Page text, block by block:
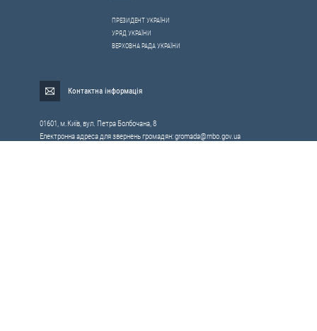
ПРЕЗИДЕНТ УКРАЇНИ
УРЯД УКРАЇНИ
ВЕРХОВНА РАДА УКРАЇНИ
Контактна інформація
01601, м.Київ, вул. Петра Болбочана, 8
Електронна адреса для звернень громадян:gromada@rnbo.gov.ua